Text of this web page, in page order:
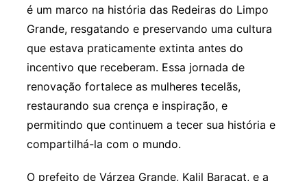
é um marco na história das Redeiras do Limpo
Grande, resgatando e preservando uma cultura
que estava praticamente extinta antes do
incentivo que receberam. Essa jornada de
renovação fortalece as mulheres tecelãs,
restaurando sua crença e inspiração, e
permitindo que continuem a tecer sua história e
compartilhá-la com o mundo.
O prefeito de Várzea Grande, Kalil Baracat, e a